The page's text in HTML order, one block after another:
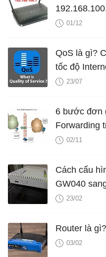
01/12
QoS là gì?
tốc độ
23/07
6 bước đơn
Forwarding
02/11
Cách cấu
GW040
23/02
Router là
03/02